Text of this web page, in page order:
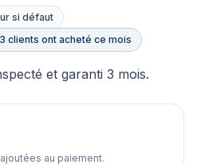
si défaut
3 clients ont acheté ce mois
et garanti 3 mois.
au paiement.